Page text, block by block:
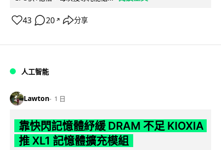
43 20 ↗ 分享
人工智能
Lawton 1 日
靠快閃記憶體紓緩 DRAM 不足 KIOXIA
推 XL1 記憶體擴充模組